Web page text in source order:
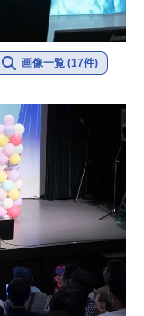
画像一覧 (17件)